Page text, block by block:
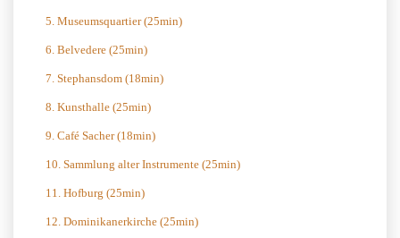
5. Museumsquartier (25min)
6. Belvedere (25min)
7. Stephansdom (18min)
8. Kunsthalle (25min)
9. Café Sacher (18min)
10. Sammlung alter Instrumente (25min)
11. Hofburg (25min)
12. Dominikanerkirche (25min)